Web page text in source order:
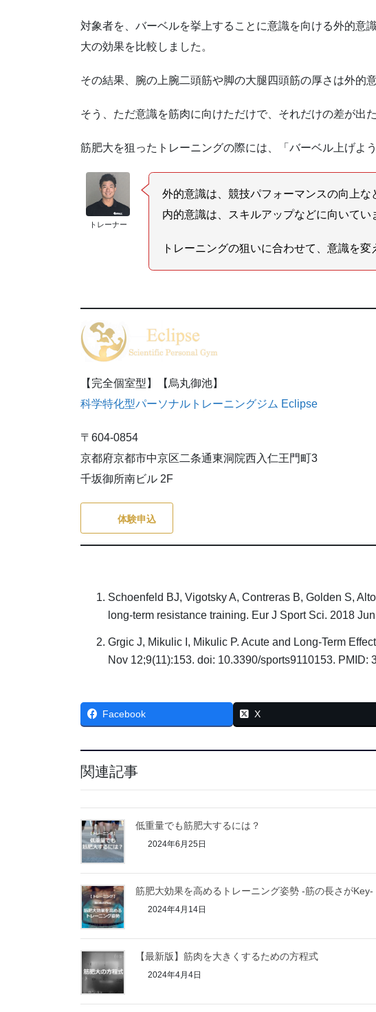
対象者を、バーベルを挙上することに意識を向ける外的意
大の効果を比較しました。
その結果、腕の上腕二頭筋や脚の大腿四頭筋の厚さは外的
そう、ただ意識を筋肉に向けただけで、それだけの差が出た
筋肥大を狙ったトレーニングの際には、「バーベル上げよ
トレーナー
外的意識は、競技パフォーマンスの向上な
内的意識は、スキルアップなどに向いてい
トレーニングの狙いに合わせて、意識を変
【完全個室型】【烏丸御池】
科学特化型パーソナルトレーニングジム Eclipse
〒604-0854
京都府京都市中京区二条通東洞院西入仁王門町3
千坂御所南ビル 2F
体験申込
Schoenfeld BJ, Vigotsky A, Contreras B, Golden S,
long-term resistance training. Eur J Sport Sci. 2018
Grgic J, Mikulic I, Mikulic P. Acute and Long-Term
Nov 12;9(11):153. doi: 10.3390/sports9110153. PMID:
Facebook X
関連記事
低重量でも筋肥大するには？
2024年6月25日
筋肥大効果を高めるトレーニング姿勢 -筋の長さがKey-
2024年4月14日
【最新版】筋肉を大きくするための方程式
2024年4月4日